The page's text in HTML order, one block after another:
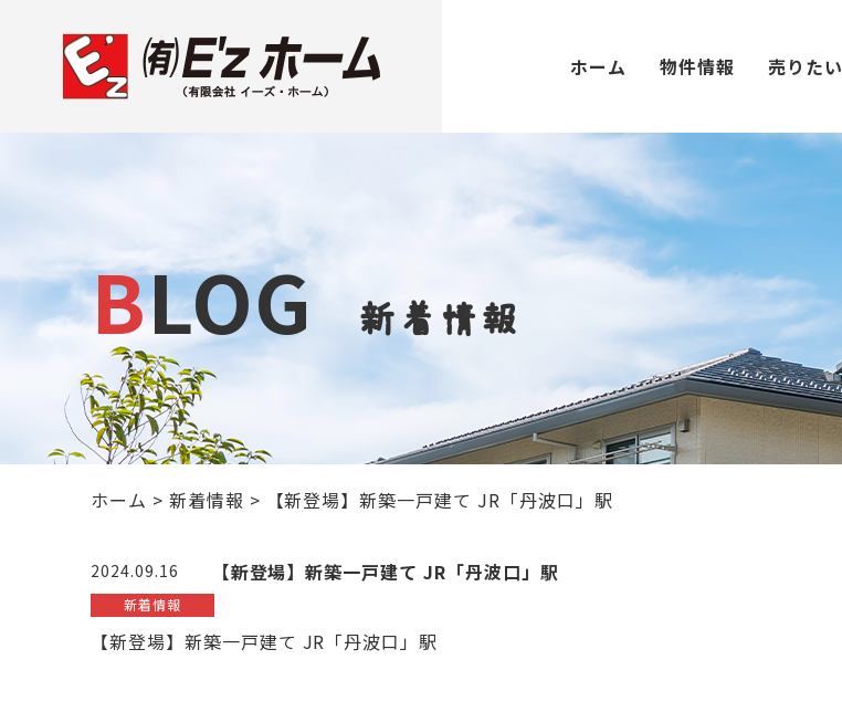
ホーム 物件情報 売りたい
BLOG 新着情報
ホーム > 新着情報 > 【新登場】新築一戸建て JR「丹波口」駅
2024.09.16 【新登場】新築一戸建て JR「丹波口」駅
新着情報
【新登場】新築一戸建て JR「丹波口」駅